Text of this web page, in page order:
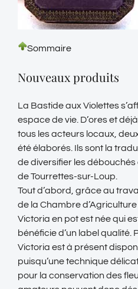
Sommaire
Nouveaux produits
La Bastide aux Violettes
espace de vie. D’ores et
tous les acteurs locaux,
été élaborés. Ils sont la
de diversifier les débouchés
de Tourrettes-sur-Loup.
Tout d’abord, grâce au
de la Chambre
Victoria en pot est née qui
bénéficie d’un label qualité.
Victoria est à présent
puisqu’une technique
pour la conservation des